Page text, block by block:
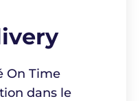
On Time
dans le